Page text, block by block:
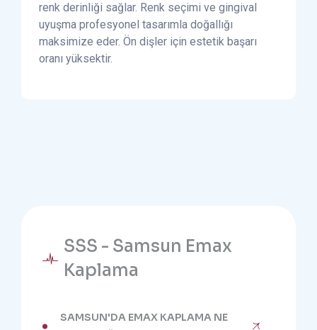
renk derinliği sağlar. Renk seçimi ve gingival
uyuşma profesyonel tasarımla doğallığı
maksimize eder. Ön dişler için estetik başarı
oranı yüksektir.
SSS - Samsun Emax
Kaplama
SAMSUN'DA EMAX KAPLAMA NE